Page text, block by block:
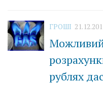
ГРОШІ
рублях